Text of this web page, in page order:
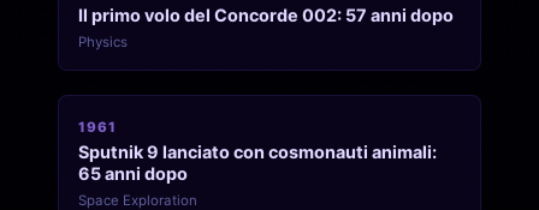
Il primo volo del Concorde 002: 57 anni dopo
Physics
1961
Sputnik 9 lanciato con cosmonauti animali:
65 anni dopo
Space Exploration